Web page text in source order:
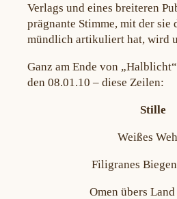
Verlags und eines breiteren
prägnante Stimme, mit der
mündlich artikuliert hat, wird
Ganz am Ende von
den 08.01.10 – diese Zeilen:
Stille
Weißes
Filigranes
Omen übers